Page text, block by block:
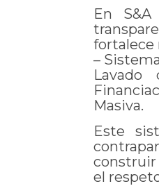
En
fortalece
–
Lavado
Masiva.
Este
construir
el